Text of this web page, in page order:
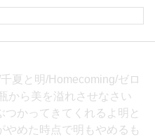
夏と明/Homecoming/ゼロ
から美を溢れさせなさい
つかってきてくれるよ明と
めた時点で明もやめるも